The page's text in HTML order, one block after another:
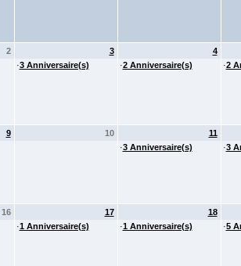
2
3
·3 Anniversaire(s)
4
·2 Anniversaire(s) ·2
9
10
11
·3 Anniversaire(s) ·3
16
17
·1 Anniversaire(s)
18
·1 Anniversaire(s) ·5